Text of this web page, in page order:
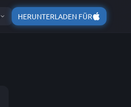
HERUNTERLADEN FÜR